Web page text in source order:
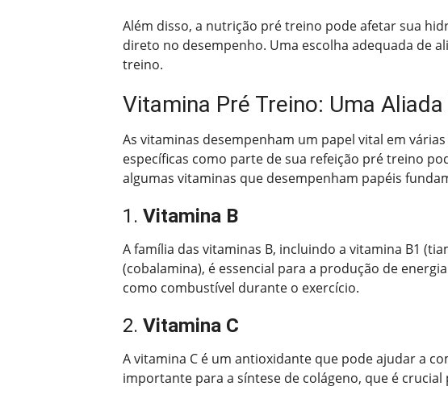
Além disso, a nutrição pré treino pode afetar sua
direto no desempenho. Uma escolha adequada de
treino.
Vitamina Pré Treino: Uma
As vitaminas desempenham um papel vital em
específicas como parte de sua refeição pré treino
algumas vitaminas que desempenham papéis
1. Vitamina B
A família das vitaminas B, incluindo a vitamina B1
(cobalamina), é essencial para a produção de
como combustível durante o exercício.
2. Vitamina C
A vitamina C é um antioxidante que pode ajudar a
importante para a síntese de colágeno, que é